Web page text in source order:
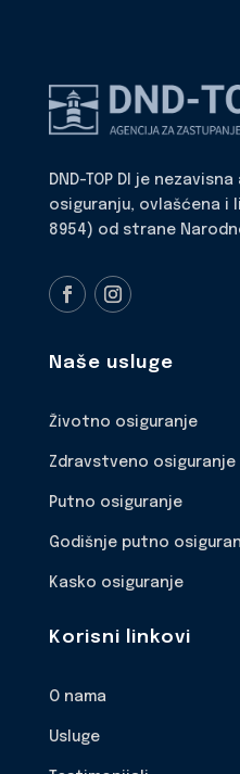
DND-TOP DI je
osiguranju, ovlašćena i
8954) od strane
Naše usluge
Životno osiguranje
Zdravstveno osiguranje
Putno osiguranje
Godišnje putno
Kasko osiguranje
Korisni linkovi
O nama
Usluge